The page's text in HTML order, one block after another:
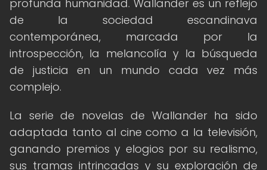
profunda humanidad. Wallander es un reflejo
de la sociedad escandinava
contemporánea, marcada por la
introspección, la melancolía y la búsqueda
de justicia en un mundo cada vez más
complejo.
La serie de novelas de Wallander ha sido
adaptada tanto al cine como a la televisión,
ganando premios y elogios por su realismo,
sus tramas intrincadas y su exploración de